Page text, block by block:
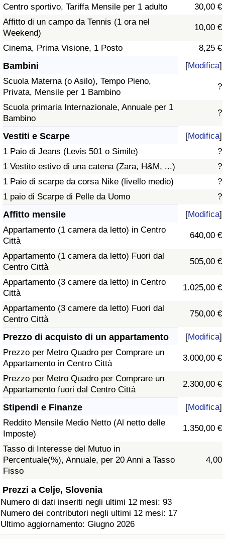
Centro sportivo, Tariffa Mensile per 1 adulto
30,00 €
Affitto di un campo da Tennis (1 ora nel
Weekend)
10,00 €
Cinema, Prima Visione, 1 Posto 8,25 €
Bambini [Modifica]
Scuola Materna (o Asilo), Tempo Pieno,
Privata, Mensile per 1 Bambino
?
Scuola primaria Internazionale, Annuale per 1
Bambino
?
Vestiti e Scarpe [Modifica]
1 Paio di Jeans (Levis 501 o Simile)
?
1 Vestito estivo di una catena (Zara, H&M, ...)
?
1 Paio di scarpe da corsa Nike (livello medio)
?
1 paio di Scarpe di Pelle da Uomo
?
Affitto mensile [Modifica]
Appartamento (1 camera da letto) in Centro
Città
640,00 €
Appartamento (1 camera da letto) Fuori dal
Centro Città
505,00 €
Appartamento (3 camere da letto) in Centro
Città
1.025,00 €
Appartamento (3 camere da letto) Fuori dal
Centro Città
750,00 €
Prezzo di acquisto di un appartamento [Modifica]
Prezzo per Metro Quadro per Comprare un
Appartamento in Centro Città
3.000,00 €
Prezzo per Metro Quadro per Comprare un
Appartamento fuori dal Centro Città
2.300,00 €
Stipendi e Finanze [Modifica]
Reddito Mensile Medio Netto (Al netto delle
Imposte)
1.350,00 €
Tasso di Interesse del Mutuo in
Percentuale(%), Annuale, per 20 Anni a Tasso
Fisso
4,00
Prezzi a Celje, Slovenia
Numero di dati inseriti negli ultimi 12 mesi: 93
Numero dei contributori negli ultimi 12 mesi: 17
Ultimo aggiornamento: Giugno 2026